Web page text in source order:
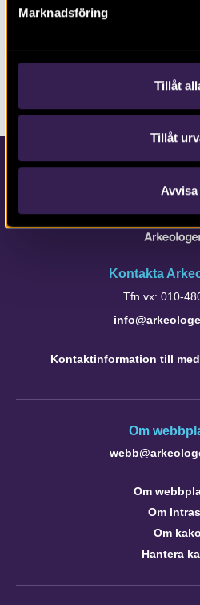
Marknadsföring
Tillåt
Tillåt
Avvisa
DELA SIDAN
Kontakta
Tfn vx: 010-
Kontaktinformation till
Om
Om
Om
Om
Hantera